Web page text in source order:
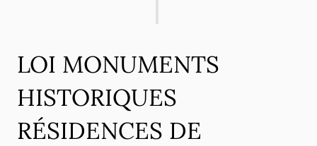
LOI MONUMENTS
HISTORIQUES
RÉSIDENCES DE